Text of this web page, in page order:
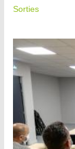
Sorties